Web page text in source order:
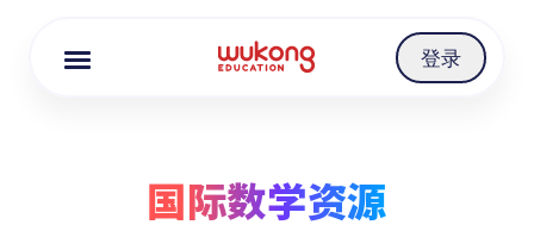
登录
国际数学资源